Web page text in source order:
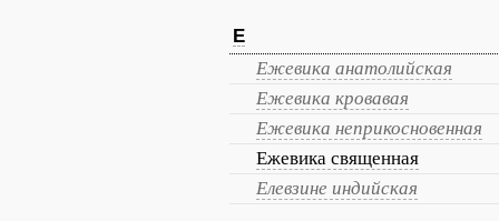
Е
Ежевика анатолийская
Ежевика кровавая
Ежевика неприкосновенная
Ежевика священная
Елевзине индийская